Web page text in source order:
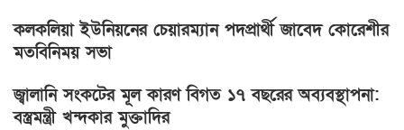
কলকলিয়া ইউনিয়নের চেয়ারম্যান পদপ্রার্থী জাবেদ কোরেশীর
মতবিনিময় সভা
জ্বালানি সংকটের মূল কারণ বিগত ১৭ বছরের অব্যবস্থাপনা:
বস্ত্রমন্ত্রী খন্দকার মুক্তাদির